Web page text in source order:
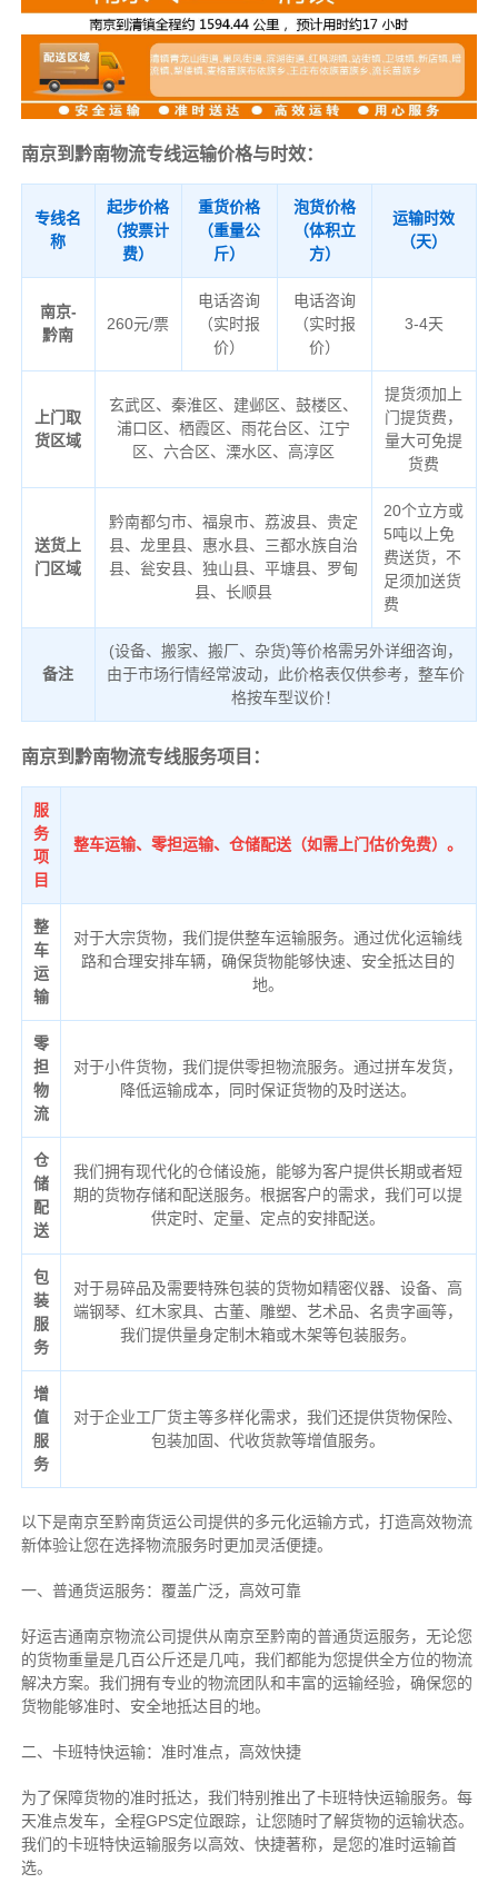
南京到黔南物流专线运输价格与时效：
专线名
称
起步价格
（按票计
费）
重货价格
（重量公
斤）
泡货价格
（体积立
方）
运输时效
（天）
南京-
黔南
260元/票
电话咨询
（实时报
价）
电话咨询
（实时报
价）
3-4天
上门取
货区域
玄武区、秦淮区、建邺区、鼓楼区、
浦口区、栖霞区、雨花台区、江宁
区、六合区、溧水区、高淳区
提货须加上
门提货费，
量大可免提
货费
送货上
门区域
黔南都匀市、福泉市、荔波县、贵定
县、龙里县、惠水县、三都水族自治
县、瓮安县、独山县、平塘县、罗甸
县、长顺县
20个立方或
5吨以上免
费送货，不
足须加送货
费
备注
(设备、搬家、搬厂、杂货)等价格需另外详细咨询，
由于市场行情经常波动，此价格表仅供参考，整车价
格按车型议价！
南京到黔南物流专线服务项目：
服
务
项
目
整车运输、零担运输、仓储配送（如需上门估价免费）。
整
车
运
输
对于大宗货物，我们提供整车运输服务。通过优化运输线
路和合理安排车辆，确保货物能够快速、安全抵达目的
地。
零
担
物
流
对于小件货物，我们提供零担物流服务。通过拼车发货，
降低运输成本，同时保证货物的及时送达。
仓
储
配
送
我们拥有现代化的仓储设施，能够为客户提供长期或者短
期的货物存储和配送服务。根据客户的需求，我们可以提
供定时、定量、定点的安排配送。
包
装
服
务
对于易碎品及需要特殊包装的货物如精密仪器、设备、高
端钢琴、红木家具、古董、雕塑、艺术品、名贵字画等，
我们提供量身定制木箱或木架等包装服务。
增
值
服
务
对于企业工厂货主等多样化需求，我们还提供货物保险、
包装加固、代收货款等增值服务。
以下是南京至黔南货运公司提供的多元化运输方式，打造高效物流
新体验让您在选择物流服务时更加灵活便捷。
一、普通货运服务：覆盖广泛，高效可靠
好运吉通南京物流公司提供从南京至黔南的普通货运服务，无论您
的货物重量是几百公斤还是几吨，我们都能为您提供全方位的物流
解决方案。我们拥有专业的物流团队和丰富的运输经验，确保您的
货物能够准时、安全地抵达目的地。
二、卡班特快运输：准时准点，高效快捷
为了保障货物的准时抵达，我们特别推出了卡班特快运输服务。每
天准点发车，全程GPS定位跟踪，让您随时了解货物的运输状态。
我们的卡班特快运输服务以高效、快捷著称，是您的准时运输首
选。